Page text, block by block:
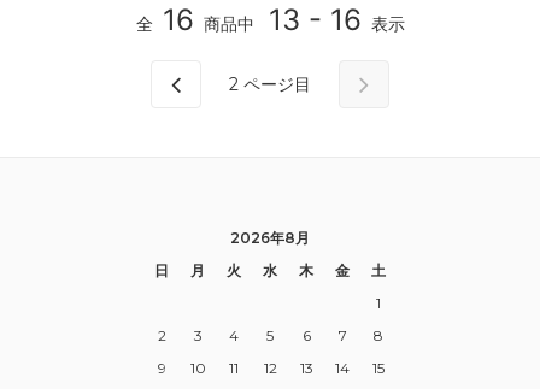
全 16 商品中 13 - 16 表示
2 ページ目
2026年8月
日
月 火 水 木 金
土
1
2
3 4 5 6 7
8
9
10 11 12 13 14
15